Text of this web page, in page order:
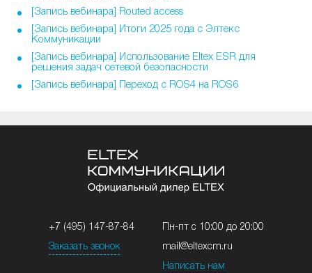
[Запись вебинара] Routed access
[Запись вебинара] Итоги 2025 года с Элтекс
Коммуникации
[Запись вебинара] Использование Eltex ESR для
решения задач сетевой безопасности
[Запись вебинара] Переход с ROS4 на ROS6
+7 (495) 147-87-84
Заказать звонок
Пн-пт с 10:00 до 20:00
mail@eltexcm.ru
Написать нам